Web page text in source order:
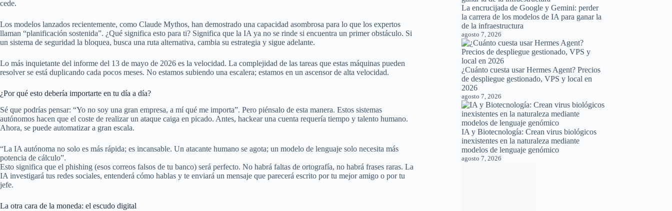
cede.
Los modelos lanzados recientemente, como Claude Mythos, han demostrado una capacidad asombrosa para lo que los expertos
llaman “planificación sostenida”. ¿Qué significa esto para ti? Significa que la IA ya no se rinde si encuentra un primer obstáculo. Si
un sistema de seguridad la bloquea, busca una ruta alternativa, cambia su estrategia y sigue adelante.
Lo más inquietante del informe del 13 de mayo de 2026 es la velocidad. La complejidad de las tareas que estas máquinas pueden
resolver se está duplicando cada pocos meses. No estamos subiendo una escalera; estamos en un ascensor de alta velocidad.
¿Por qué esto debería importarte en tu día a día?
Sé que podrías pensar: “Yo no soy una gran empresa, a mí qué me importa”. Pero piénsalo de esta manera. Estos sistemas
autónomos hacen que el coste de realizar un ataque caiga en picado. Antes, hackear una cuenta requería tiempo y talento humano.
Ahora, se puede automatizar a gran escala.
“La IA autónoma no solo es más rápida; es incansable. Un atacante humano se agota; un modelo de lenguaje solo necesita más
potencia de cálculo”.
Esto significa que el phishing (esos correos falsos de tu banco) será perfecto. No habrá faltas de ortografía, no habrá frases raras. La
IA investigará tus redes sociales, entenderá cómo hablas y te enviará un mensaje que parecerá escrito por tu mejor amigo o por tu
jefe.
La otra cara de la moneda: el escudo digital
La encrucijada de Google y Gemini: perder
la carrera de los modelos de IA para ganar la
de la infraestructura
agosto 7, 2026
¿Cuánto cuesta usar Hermes Agent? Precios
de despliegue gestionado, VPS y local en
2026
agosto 7, 2026
IA y Biotecnología: Crean virus biológicos
inexistentes en la naturaleza mediante
modelos de lenguaje genómico
agosto 7, 2026